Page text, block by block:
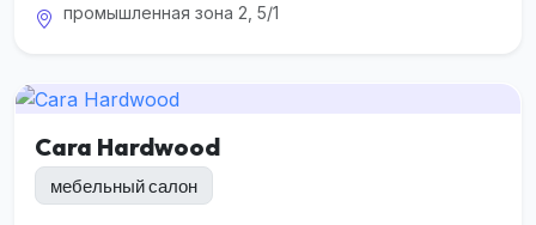
промышленная зона 2, 5/1
Cara Hardwood
мебельный салон